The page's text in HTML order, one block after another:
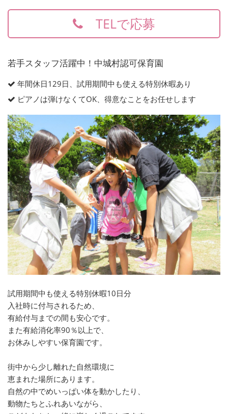
TELで応募
若手スタッフ活躍中！中城村認可保育園
年間休日129日、試用期間中も使える特別休暇あり
ピアノは弾けなくてOK、得意なことをお任せします
試用期間中も使える特別休暇10日分
入社時に付与されるため、
有給付与までの間も安心です。
また有給消化率90％以上で、
お休みしやすい保育園です。
街中から少し離れた自然環境に
恵まれた場所にあります。
自然の中でめいっぱい体を動かしたり、
動物たちとふれあいながら、